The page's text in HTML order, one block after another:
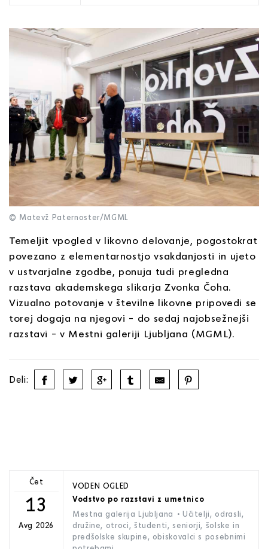
© Matevž Paternoster/MGML
Temeljit vpogled v likovno delovanje, pogostokrat
povezano z elementarnostjo vsakdanjosti in ujeto
v ustvarjalne zgodbe, ponuja tudi pregledna
razstava akademskega slikarja Zvonka Čoha.
Vizualno potovanje v številne likovne pripovedi se
torej dogaja na njegovi – do sedaj najobsežnejši
razstavi – v Mestni galeriji Ljubljana (MGML).
Deli:
Čet
13
Avg 2026
VODEN OGLED
Vodstvo po razstavi z umetnico
Mestna galerija Ljubljana • Učitelji, odrasli,
družine, otroci, študenti, seniorji, šolske in
predšolske skupine, obiskovalci s posebnimi